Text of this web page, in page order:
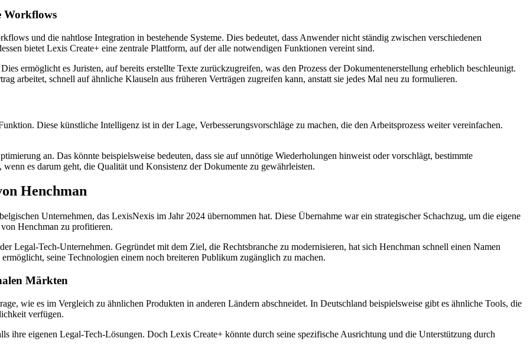
Workflows
und die nahtlose Integration in bestehende Systeme. Dies bedeutet, dass Anwender nicht ständig zwischen verschiedenen
bietet Lexis Create+ eine zentrale Plattform, auf der alle notwendigen Funktionen vereint sind.
ermöglicht es Juristen, auf bereits erstellte Texte zurückzugreifen, was den Prozess der Dokumentenerstellung erheblich beschleunigt.
arbeitet, schnell auf ähnliche Klauseln aus früheren Verträgen zugreifen kann, anstatt sie jedes Mal neu zu formulieren.
Diese künstliche Intelligenz ist in der Lage, Verbesserungsvorschläge zu machen, die den Arbeitsprozess weiter vereinfachen.
an. Das könnte beispielsweise bedeuten, dass sie auf unnötige Wiederholungen hinweist oder vorschlägt, bestimmte
es darum geht, die Qualität und Konsistenz der Dokumente zu gewährleisten.
Henchman
Unternehmen, das LexisNexis im Jahr 2024 übernommen hat. Diese Übernahme war ein strategischer Schachzug, um die eigene
Henchman zu profitieren.
Legal-Tech-Unternehmen. Gegründet mit dem Ziel, die Rechtsbranche zu modernisieren, hat sich Henchman schnell einen Namen
seine Technologien einem noch breiteren Publikum zugänglich zu machen.
Märkten
wie es im Vergleich zu ähnlichen Produkten in anderen Ländern abschneidet. In Deutschland beispielsweise gibt es ähnliche Tools, die
verfügen.
ihre eigenen Legal-Tech-Lösungen. Doch Lexis Create+ könnte durch seine spezifische Ausrichtung und die Unterstützung durch